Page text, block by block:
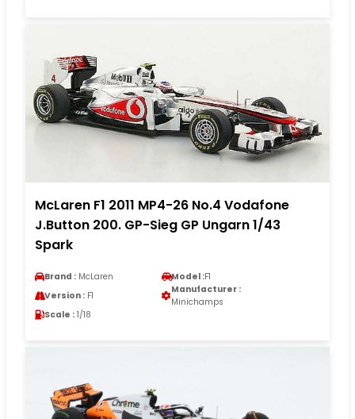
McLaren F1 2011 MP4-26 No.4 Vodafone
J.Button 200. GP-Sieg GP Ungarn 1/43
Spark
Brand : McLaren Model :F1
Version : F1
Manufacturer :
Minichamps
Scale : 1/18